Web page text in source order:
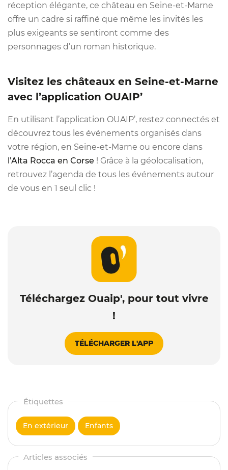
réception élégante, ce château en Seine-et-Marne
offre un cadre si raffiné que même les invités les
plus exigeants se sentiront comme des
personnages d’un roman historique.
Visitez les châteaux en Seine-et-Marne
avec l’application OUAIP’
En utilisant l’application OUAIP’, restez connectés et
découvrez tous les événements organisés dans
votre région, en Seine-et-Marne ou encore dans
l’Alta Rocca en Corse ! Grâce à la géolocalisation,
retrouvez l’agenda de tous les événements autour
de vous en 1 seul clic !
Téléchargez Ouaip', pour tout vivre
!
TÉLÉCHARGER L'APP
En extérieur Enfants